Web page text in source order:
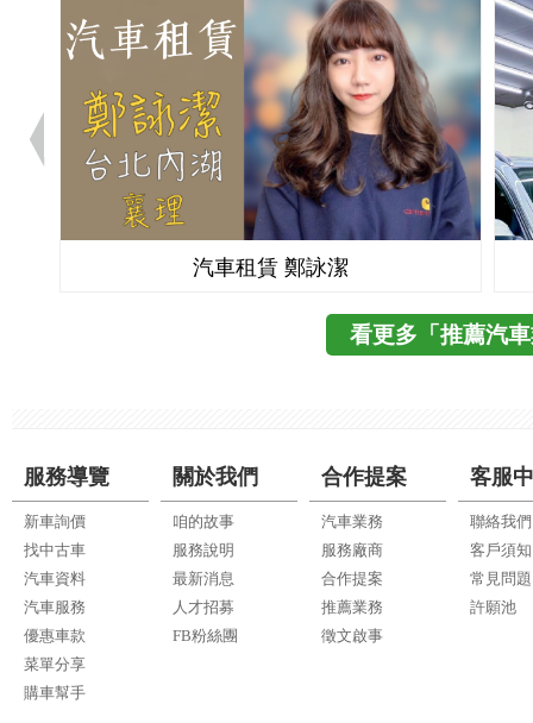
汽車租賃 鄭詠潔
看更多「推薦汽
服務導覽
新車詢價
找中古車
汽車資料
汽車服務
優惠車款
菜單分享
購車幫手
關於我們
咱的故事
服務說明
最新消息
人才招募
FB粉絲團
合作提案
汽車業務
服務廠商
合作提案
推薦業務
徵文啟事
客服
聯絡我們
客戶須知
常見問題
許願池